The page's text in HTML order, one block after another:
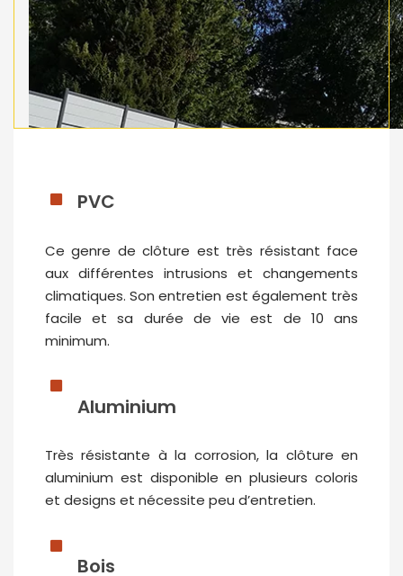
PVC
Ce genre de clôture est très résistant face
aux différentes intrusions et changements
climatiques. Son entretien est également très
facile et sa durée de vie est de 10 ans
minimum.
Aluminium
Très résistante à la corrosion, la clôture en
aluminium est disponible en plusieurs coloris
et designs et nécessite peu d’entretien.
Bois